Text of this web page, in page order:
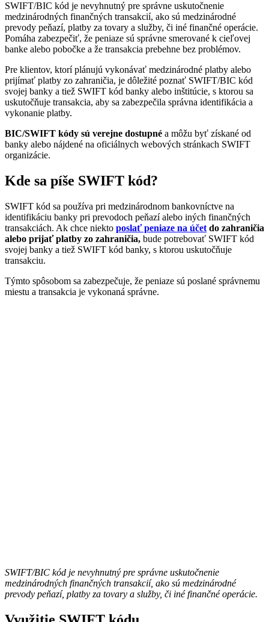
SWIFT/BIC kód je nevyhnutný pre správne uskutočnenie
medzinárodných finančných transakcií, ako sú medzinárodné
prevody peňazí, platby za tovary a služby, či iné finančné operácie.
Pomáha zabezpečiť, že peniaze sú správne smerované k cieľovej
banke alebo pobočke a že transakcia prebehne bez problémov.
Pre klientov, ktorí plánujú vykonávať medzinárodné platby alebo
prijímať platby zo zahraničia, je dôležité poznať SWIFT/BIC kód
svojej banky a tiež SWIFT kód banky alebo inštitúcie, s ktorou sa
uskutočňuje transakcia, aby sa zabezpečila správna identifikácia a
vykonanie platby.
BIC/SWIFT kódy sú verejne dostupné a môžu byť získané od
banky alebo nájdené na oficiálnych webových stránkach SWIFT
organizácie.
Kde sa píše SWIFT kód?
SWIFT kód sa používa pri medzinárodnom bankovníctve na
identifikáciu banky pri prevodoch peňazí alebo iných finančných
transakciách. Ak chce niekto poslať peniaze na účet do zahraničia
alebo prijať platby zo zahraničia, bude potrebovať SWIFT kód
svojej banky a tiež SWIFT kód banky, s ktorou uskutočňuje
transakciu.
Týmto spôsobom sa zabezpečuje, že peniaze sú poslané správnemu
miestu a transakcia je vykonaná správne.
SWIFT/BIC kód je nevyhnutný pre správne uskutočnenie
medzinárodných finančných transakcií, ako sú medzinárodné
prevody peňazí, platby za tovary a služby, či iné finančné operácie.